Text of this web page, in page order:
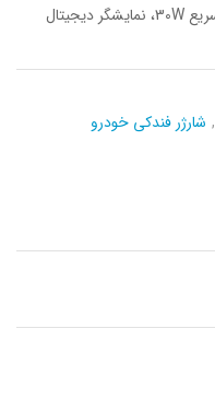
ویژگی‌های کلیدی: فن خنک‌کننده، شارژ سریع 30W، نمایشگر دیجیتال
, شارژر فندکی خودرو